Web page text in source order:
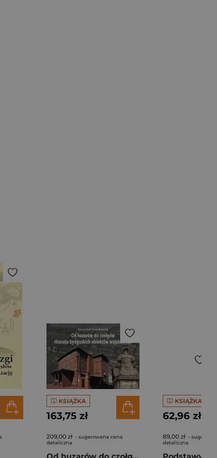
KSIĄŻKA
163,75 zł
209,00 zł - sugerowana cena
detaliczna
KSIĄŻKA
62,96 zł
89,00 zł -
detaliczna